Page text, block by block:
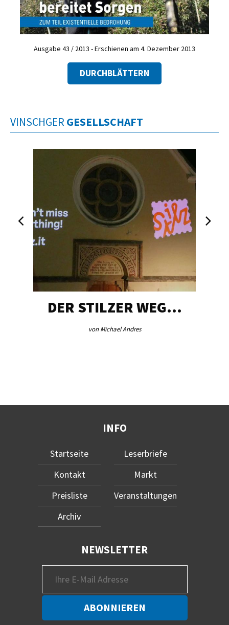
Ausgabe 43 / 2013 - Erschienen am 4. Dezember 2013
DURCHBLÄTTERN
VINSCHGER GESELLSCHAFT
DER STILZER WEG…
von Michael Andres
INFO
Startseite
Kontakt
Preisliste
Archiv
Leserbriefe
Markt
Veranstaltungen
NEWSLETTER